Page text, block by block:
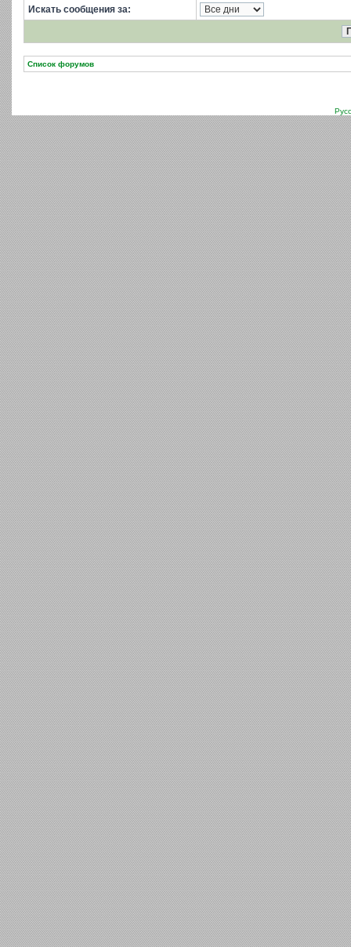
Искать сообщения за:
Список форумов